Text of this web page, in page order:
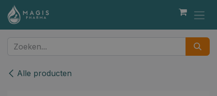
Overslaan naar inhoud
Alle producten